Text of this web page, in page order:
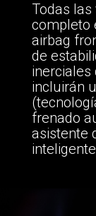
Todas
completo
airbag
de
inerciales
incluirán
frenado
asistente